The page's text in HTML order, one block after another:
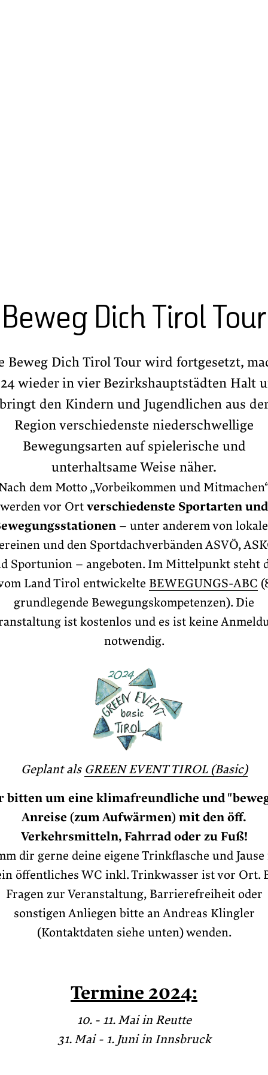
Beweg Dich Tirol Tour
Beweg Dich Tirol Tour wird fortgesetzt,
wieder in vier Bezirkshauptstädten Halt
bringt den Kindern und Jugendlichen aus
Region verschiedenste niederschwellige
Bewegungsarten auf spielerische und
unterhaltsame Weise näher.
dem Motto „Vorbeikommen und
werden vor Ort verschiedenste Sportarten und
– unter anderem von
und den Sportdachverbänden ASVÖ,
Sportunion – angeboten. Im Mittelpunkt steht
Land Tirol entwickelte BEWEGUNGS-ABC
grundlegende Bewegungskompetenzen). Die
ist kostenlos und es ist keine
notwendig.
Geplant als GREEN EVENT TIROL (Basic)
bitten um eine klimafreundliche und
Anreise (zum Aufwärmen) mit den öff.
Verkehrsmitteln, Fahrrad oder zu Fuß!
dir gerne deine eigene Trinkflasche und
öffentliches WC inkl. Trinkwasser ist vor Ort.
Fragen zur Veranstaltung, Barrierefreiheit oder
sonstigen Anliegen bitte an Andreas Klingler
(Kontaktdaten siehe unten) wenden.
Termine 2024:
10. - 11. Mai in Reutte
31. Mai - 1. Juni in Innsbruck